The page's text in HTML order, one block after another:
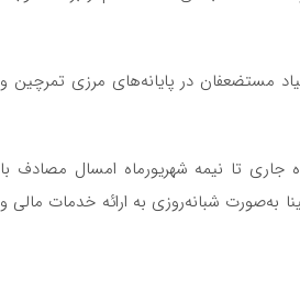
مستضعفان در پایانه‌های مرزی تمرچین و
جاری تا نیمه شهریورماه امسال مصادف با
به‌صورت شبانه‌روزی به ارائه خدمات مالی و